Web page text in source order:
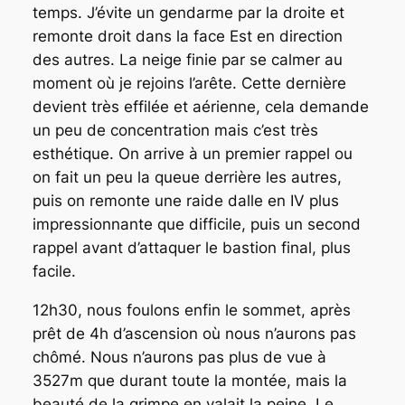
temps. J’évite un gendarme par la droite et
remonte droit dans la face Est en direction
des autres. La neige finie par se calmer au
moment où je rejoins l’arête. Cette dernière
devient très effilée et aérienne, cela demande
un peu de concentration mais c’est très
esthétique. On arrive à un premier rappel ou
on fait un peu la queue derrière les autres,
puis on remonte une raide dalle en IV plus
impressionnante que difficile, puis un second
rappel avant d’attaquer le bastion final, plus
facile.
12h30, nous foulons enfin le sommet, après
prêt de 4h d’ascension où nous n’aurons pas
chômé. Nous n’aurons pas plus de vue à
3527m que durant toute la montée, mais la